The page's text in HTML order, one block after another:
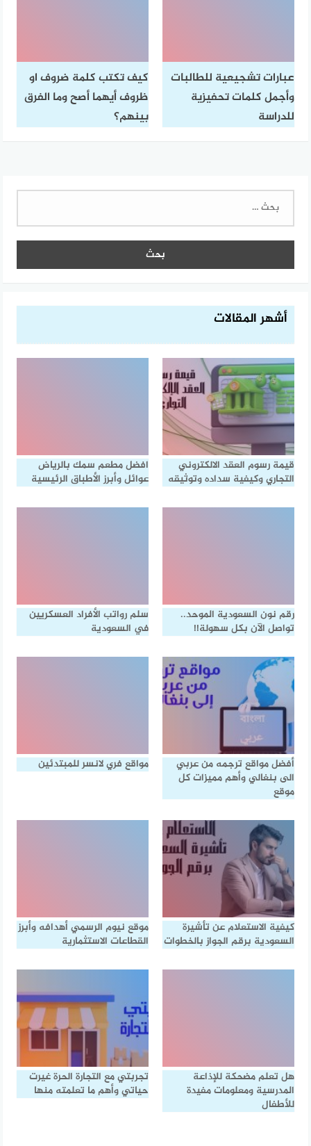
عبارات تشجيعية للطالبات
وأجمل كلمات تحفيزية
للدراسة
كيف تكتب كلمة ضروف او
ظروف أيهما أصح وما الفرق
بينهم؟
البحث
أشهر المقالات
قيمة رسوم العقد الالكتروني
التجاري وكيفية سداده وتوثيقه
افضل مطعم سمك بالرياض
عوائل وأبرز الأطباق الرئيسية
رقم نون السعودية الموحد..
تواصل الآن بكل سهولة!!
سلم رواتب الأفراد العسكريين
في السعودية
أفضل مواقع ترجمه من عربي
الى بنغالي وأهم مميزات كل
موقع
مواقع فري لانسر للمبتدئين
كيفية الاستعلام عن تأشيرة
السعودية برقم الجواز بالخطوات
موقع نيوم الرسمي أهدافه وأبرز
القطاعات الاستثمارية
هل تعلم مضحكة للإذاعة
المدرسية ومعلومات مفيدة
للأطفال
تجربتي مع التجارة الحرة غيرت
حياتي وأهم ما تعلمته منها